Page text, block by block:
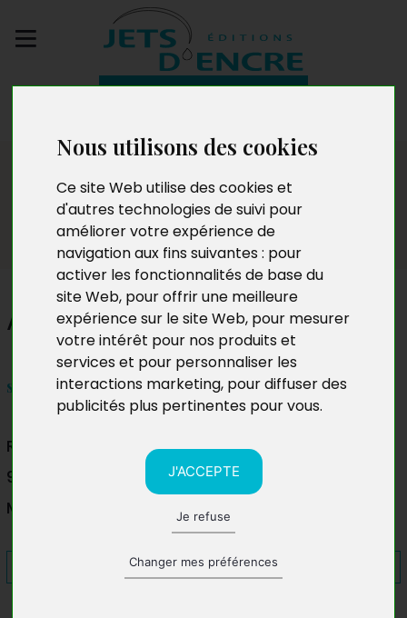
Nous utilisons des cookies
Ce site Web utilise des cookies et
d'autres technologies de suivi pour
améliorer votre expérience de
navigation aux fins suivantes : pour
activer les fonctionnalités de base du
site Web, pour offrir une meilleure
expérience sur le site Web, pour mesurer
votre intérêt pour nos produits et
services et pour personnaliser les
interactions marketing, pour diffuser des
publicités plus pertinentes pour vous.
J'ACCEPTE
Je refuse
Changer mes préférences
Dédicaces
Andinani Said Ali
samedi 27 octobre 2018 - 10h30 à 11h30
Rencontre littéraire à la bibliothèque de Cavani
99600 Mamoudzou
Mayotte